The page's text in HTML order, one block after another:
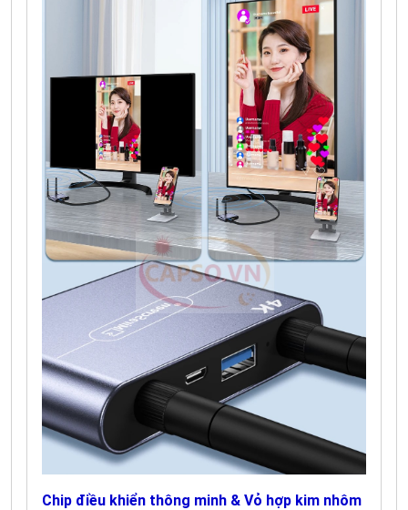
Chip điều khiển thông minh & Vỏ hợp kim nhôm